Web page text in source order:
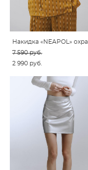
Накидка «NEAPOL» охра
7 590 pуб.
2 990 pуб.